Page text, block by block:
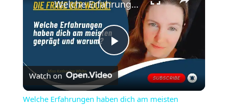
Play
Video
Welche Erfahrungen haben dich am meisten geprägt?
Watch on
Welche Erfahrungen haben dich am meisten